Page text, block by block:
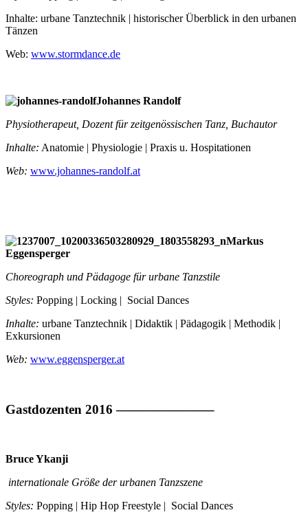
Inhalte: urbane Tanztechnik | historischer Überblick in den urbanen
Tänzen
Web: www.stormdance.de
Johannes Randolf
Physiotherapeut, Dozent für zeitgenössischen Tanz, Buchautor
Inhalte: Anatomie | Physiologie | Praxis u. Hospitationen
Web: www.johannes-randolf.at
Markus
Eggensperger
Choreograph und Pädagoge für urbane Tanzstile
Styles: Popping | Locking | Social Dances
Inhalte: urbane Tanztechnik | Didaktik | Pädagogik | Methodik |
Exkursionen
Web: www.eggensperger.at
Gastdozenten 2016 ———————–
Bruce Ykanji
internationale Größe der urbanen Tanzszene
Styles: Popping | Hip Hop Freestyle | Social Dances